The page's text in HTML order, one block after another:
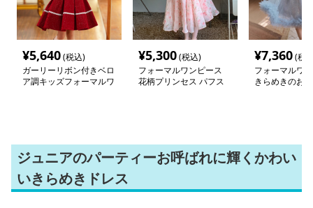
¥5,640(税込)
ガーリーリボン付きベロ
ア調キッズフォーマルワ
¥5,300(税込)
フォーマルワンピース
花柄プリンセス パフス
¥7,360(税
フォーマルワ
きらめきのお
ジュニアのパーティーお呼ばれに輝くかわい
いきらめきドレス